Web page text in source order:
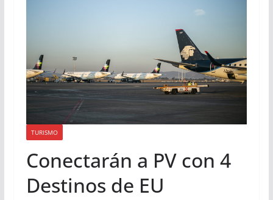
TURISMO
Conectarán a PV con 4
Destinos de EU